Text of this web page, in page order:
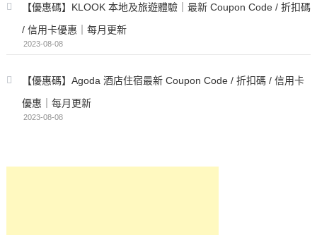
【優惠碼】KLOOK 本地及旅遊體驗｜最新 Coupon Code / 折扣碼
/ 信用卡優惠｜每月更新
2023-08-08
【優惠碼】Agoda 酒店住宿最新 Coupon Code / 折扣碼 / 信用卡
優惠｜每月更新
2023-08-08